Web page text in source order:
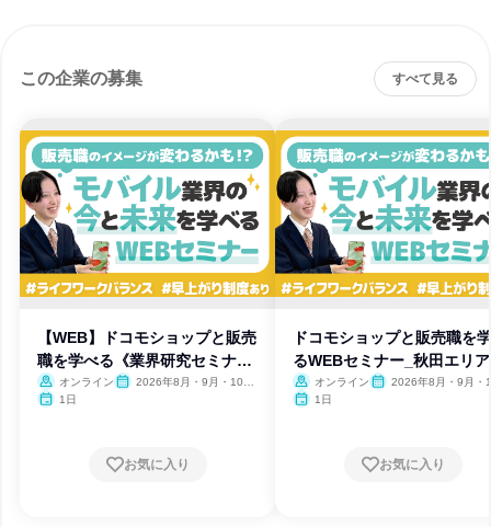
この企業の募集 すべて見る
【WEB】ドコモショップと販売
職を学べる《業界研究セミナ
ー》オンライン
2026年8月・9月・10
1日
お気に入り
ドコモショップと販売職を
るWEBセミナー_秋田エリ
け
オンライン
2026年8月・9月・
1日
お気に入り